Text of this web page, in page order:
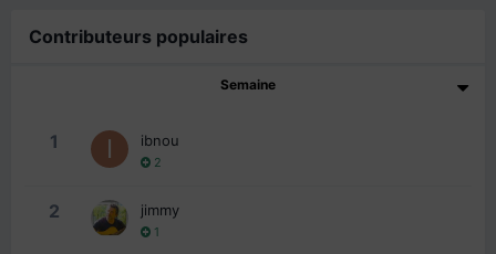
Contributeurs populaires
Semaine
1 ibnou
2
2 jimmy
1